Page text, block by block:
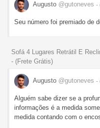
Augusto @gutoneves -
Seu número foi premiado de
Sofá 4 Lugares Retrátil E
- (Frete Grátis)
Augusto @gutoneves -
Alguém sabe dizer se a
informações é a medida
medida contando com o